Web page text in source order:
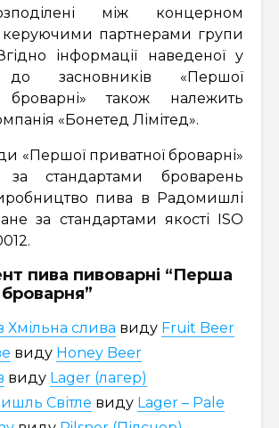
між концерном
партнерами групи
інформації наведеної у
засновників «Першої
броварні» також належить
«Бонетед Лімітед».
«Першої приватної броварні»
стандартами броварень
пива в Радомишлі
за стандартами якості ISO
пива пивоварні “Перша
Хмільна слива виду Fruit Beer
виду Honey Beer
виду Lager (лагер)
Світле виду Lager – Pale